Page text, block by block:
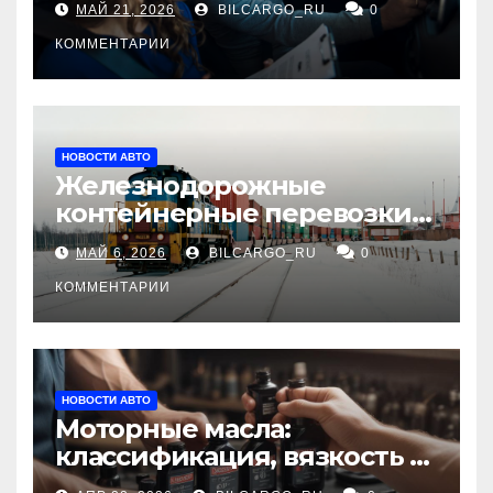
МАЙ 21, 2026 BILCARGO_RU 0
КОММЕНТАРИИ
НОВОСТИ АВТО
Железнодорожные
контейнерные перевозки
из Китая в Россию:
маршруты, сроки и
требования
МАЙ 6, 2026 BILCARGO_RU 0
КОММЕНТАРИИ
НОВОСТИ АВТО
Моторные масла:
классификация, вязкость и
рекомендации по выбору